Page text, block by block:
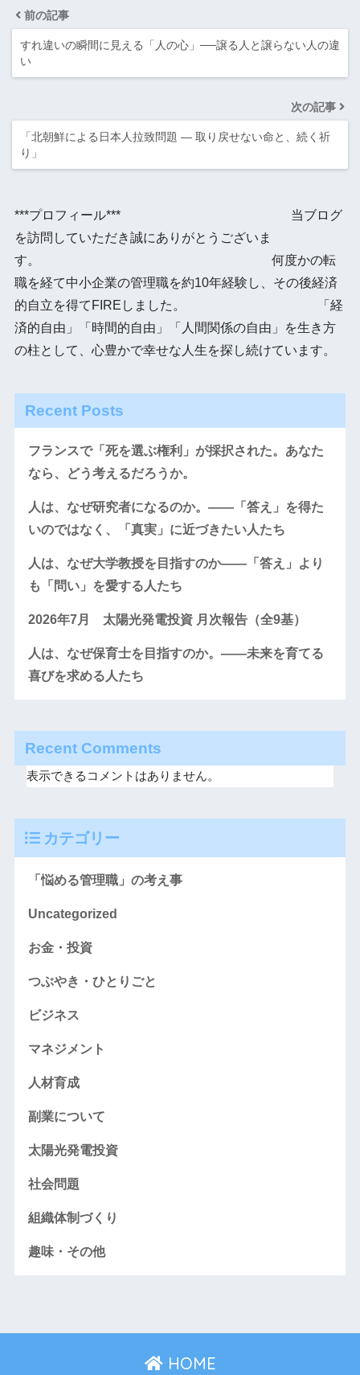
前の記事
すれ違いの瞬間に見える「人の心」──譲る人と譲らない人の違
い
次の記事
「北朝鮮による日本人拉致問題 ― 取り戻せない命と、続く祈
り」
***プロフィール*** 当ブログ
を訪問していただき誠にありがとうございま
す。 何度かの転
職を経て中小企業の管理職を約10年経験し、その後経済
的自立を得てFIREしました。 「経
済的自由」「時間的自由」「人間関係の自由」を生き方
の柱として、心豊かで幸せな人生を探し続けています。
Recent Posts
フランスで「死を選ぶ権利」が採択された。あなた
なら、どう考えるだろうか。
人は、なぜ研究者になるのか。――「答え」を得た
いのではなく、「真実」に近づきたい人たち
人は、なぜ大学教授を目指すのか――「答え」より
も「問い」を愛する人たち
2026年7月 太陽光発電投資 月次報告（全9基）
人は、なぜ保育士を目指すのか。――未来を育てる
喜びを求める人たち
Recent Comments
表示できるコメントはありません。
カテゴリー
「悩める管理職」の考え事
Uncategorized
お金・投資
つぶやき・ひとりごと
ビジネス
マネジメント
人材育成
副業について
太陽光発電投資
社会問題
組織体制づくり
趣味・その他
HOME